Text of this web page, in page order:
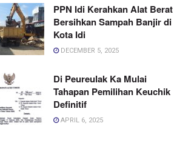
PPN Idi Kerahkan Alat Berat
Bersihkan Sampah Banjir di
Kota Idi
DECEMBER 5, 2025
Di Peureulak Ka Mulai
Tahapan Pemilihan Keuchik
Definitif
APRIL 6, 2025